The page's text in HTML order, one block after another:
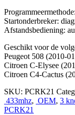
Programmeermethode:
Startonderbreker:
Afstandsbediening:
Geschikt voor de
Peugeot 508 (2010-
Citroen C-Elysee
Citroen C4-Cactus
SKU: PCRK21
433mhz, OEM, 3
PCRK21